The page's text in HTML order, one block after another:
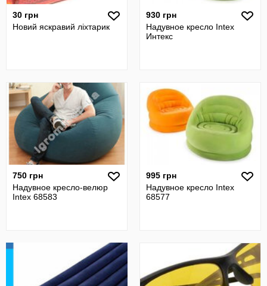
30 грн
Новий яскравий ліхтарик
930 грн
Надувное кресло Intex
Интекс
750 грн
Надувное кресло-велюр
Intex 68583
995 грн
Надувное кресло Intex
68577